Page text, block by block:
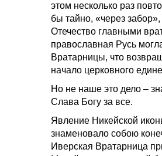
этом несколько раз
бы тайно, «через
Отечество главными
православная Русь
Вратарницы, что
начало церковного
Но не наше это дело –
Слава Богу за все.
Явление Никейской
знаменовало собою
Иверская Вратарница